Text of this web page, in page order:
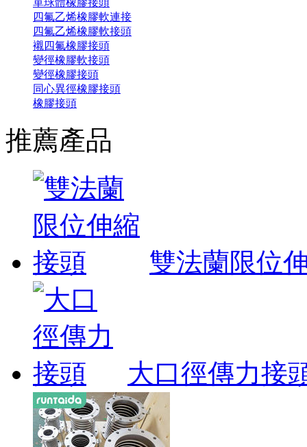
四氟乙烯橡膠軟連接
四氟乙烯橡膠軟接頭
襯四氟橡膠接頭
變徑橡膠軟接頭
變徑橡膠接頭
同心異徑橡膠接頭
橡膠接頭
推薦產品
雙法蘭限位
大口徑傳力接